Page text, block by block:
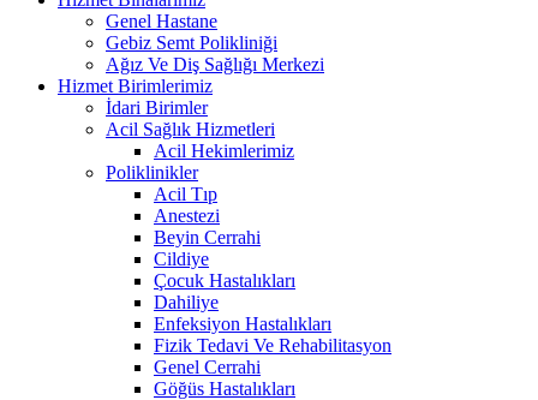
Genel Hastane
Gebiz Semt Polikliniği
Ağız Ve Diş Sağlığı Merkezi
Hizmet Birimlerimiz
İdari Birimler
Acil Sağlık Hizmetleri
Acil Hekimlerimiz
Poliklinikler
Acil Tıp
Anestezi
Beyin Cerrahi
Cildiye
Çocuk Hastalıkları
Dahiliye
Enfeksiyon Hastalıkları
Fizik Tedavi Ve Rehabilitasyon
Genel Cerrahi
Göğüs Hastalıkları